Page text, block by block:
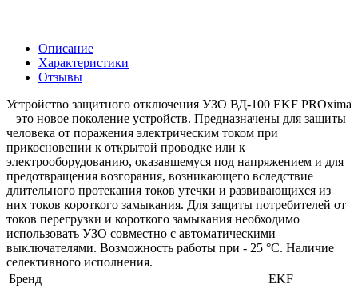
Описание
Характеристики
Отзывы
Устройство защитного отключения УЗО ВД-100 EKF PROxima
– это новое поколение устройств. Предназначены для защиты
человека от поражения электрическим током при
прикосновении к открытой проводке или к
электрооборудованию, оказавшемуся под напряжением и для
предотвращения возгорания, возникающего вследствие
длительного протекания токов утечки и развивающихся из
них токов короткого замыкания. Для защиты потребителей от
токов перегрузки и короткого замыкания необходимо
использовать УЗО совместно с автоматическими
выключателями. Возможность работы при - 25 °С. Наличие
селективного исполнения.
Бренд
EKF